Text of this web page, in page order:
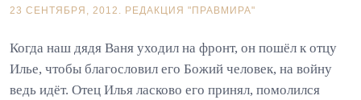
23 СЕНТЯБРЯ, 2012. РЕДАКЦИЯ "ПРАВМИРА"
Когда наш дядя Ваня уходил на фронт, он пошёл к отцу
Илье, чтобы благословил его Божий человек, на войну
ведь идёт. Отец Илья ласково его принял, помолился